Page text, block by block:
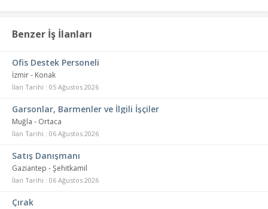
Benzer İş İlanları
Ofis Destek Personeli
İzmir - Konak
İlan Tarihi : 05 Ağustos 2026
Garsonlar, Barmenler ve İlgili İşçiler
Muğla - Ortaca
İlan Tarihi : 06 Ağustos 2026
Satış Danışmanı
Gaziantep - Şehitkamil
İlan Tarihi : 06 Ağustos 2026
Çırak